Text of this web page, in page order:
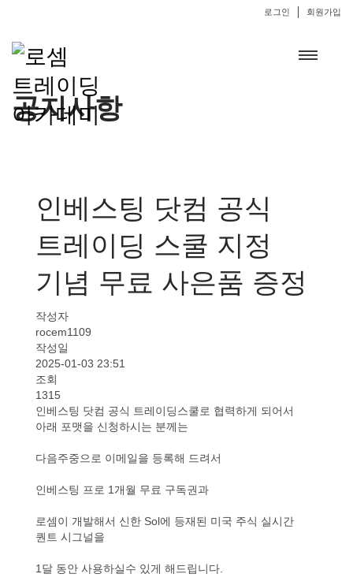
로그인 회원가입
공지사항
인베스팅 닷컴 공식
트레이딩 스쿨 지정
기념 무료 사은품 증정
작성자
rocem1109
작성일
2025-01-03 23:51
조회
1315
인베스팅 닷컴 공식 트레이딩스쿨로 협력하게 되어서
아래 포맷을 신청하시는 분께는
다음주중으로 이메일을 등록해 드려서
인베스팅 프로 1개월 무료 구독권과
로셈이 개발해서 신한 Sol에 등재된 미국 주식 실시간
퀀트 시그널을
1달 동안 사용하실수 있게 해드립니다.